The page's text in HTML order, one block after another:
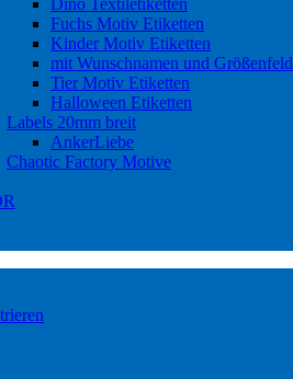
Dino Textiletiketten
Fuchs Motiv Etiketten
Kinder Motiv Etiketten
mit Wunschnamen und Größenfeld
Tier Motiv Etiketten
Halloween Etiketten
Labels 20mm breit
AnkerLiebe
Chaotic Factory Motive